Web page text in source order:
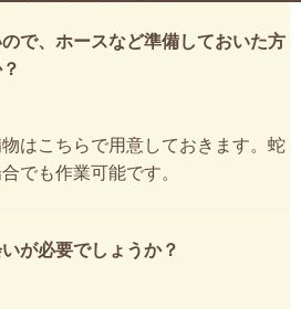
で、ホースなど準備しておいた方
はこちらで用意しておきます。蛇
でも作業可能です。
が必要でしょうか？